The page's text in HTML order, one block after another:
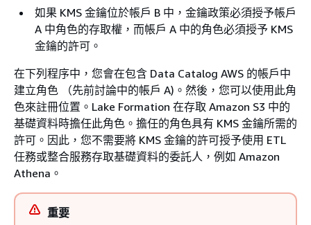
如果 KMS 金鑰位於帳戶 B 中，金鑰政策必須授予帳戶
A 中角色的存取權，而帳戶 A 中的角色必須授予 KMS
金鑰的許可。
在下列程序中，您會在包含 Data Catalog AWS 的帳戶中
建立角色 （先前討論中的帳戶 A)。然後，您可以使用此角
色來註冊位置。Lake Formation 在存取 Amazon S3 中的
基礎資料時擔任此角色。擔任的角色具有 KMS 金鑰所需的
許可。因此，您不需要將 KMS 金鑰的許可授予使用 ETL
任務或整合服務存取基礎資料的委託人，例如 Amazon
Athena。
重要